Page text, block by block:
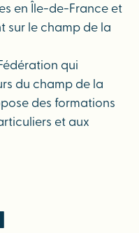
en Île-de-France et
sur le champ de la
qui
du champ de la
des formations
et aux